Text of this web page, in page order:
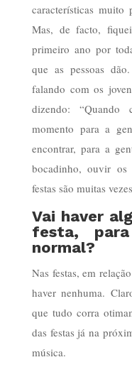
características muito
Mas, de facto,
primeiro ano por
que as pessoas
falando com os
dizendo:
momento para a
encontrar, para a
bocadinho, ouvir os
festas são muitas
Vai haver
festa,
normal?
Nas festas, em
haver nenhuma.
que tudo corra
das festas já na
música.